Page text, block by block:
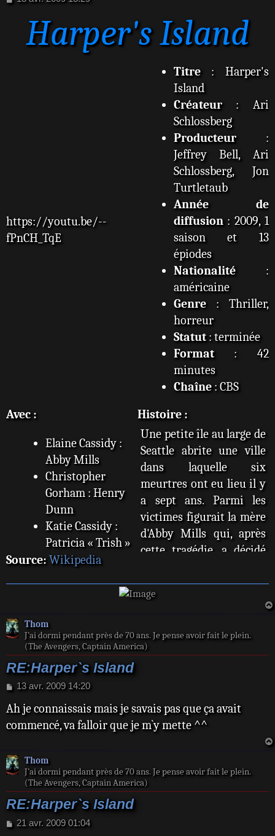
Harper's Island
https://youtu.be/--
fPnCH_TqE
Titre: Harper's
Island
Créateur: Ari
Schlossberg
Producteur:
Jeffrey Bell, Ari
Schlossberg, Jon
Turtletaub
Année de
diffusion: 2009, 1
saison et 13
épiodes
Nationalité:
américaine
Genre: Thriller,
horreur
Statut: terminée
Format: 42
minutes
Chaîne: CBS
Avec :
Elaine Cassidy :
Abby Mills
Christopher
Gorham : Henry
Dunn
Katie Cassidy :
Patricia « Trish »
Wellington
Adam Campbell :
Cal Vandeusen
C. J. Thomason :
Jimmy Mance
Jim Beaver :
Shérif Charles
Mills
Histoire :
Une petite île au large de
Seattle abrite une ville
dans laquelle six
meurtres ont eu lieu il y
a sept ans. Parmi les
victimes figurait la mère
d'Abby Mills qui, après
cette tragédie, a décidé
Angeles. Mais elle se voit
obligée de revenir sur
ami d'enfance, se marie
avec Trish Wellington.
Parmi les invités se
demoiselle d'honneur et
meilleure amie de Trish,
Source: Wikipedia
Thom
J’ai dormi pendant près de 70 ans. Je pense avoir fait le plein.
(The Avengers, Captain America)
RE:Harper`s Island
M
s
a
13 avr. 2009 14:20
Ah je connaissais mais je savais pas que ça avait
commencé, va falloir que je m`y mette ^^
Thom
J’ai dormi pendant près de 70 ans. Je pense avoir fait le plein.
(The Avengers, Captain America)
RE:Harper`s Island
M
21 avr. 2009 01:04